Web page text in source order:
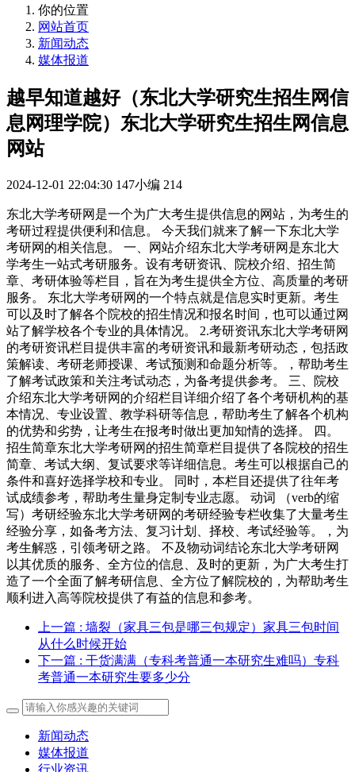
你的位置
网站首页
新闻动态
媒体报道
越早知道越好（东北大学研究生招生网信
息网理学院）东北大学研究生招生网信息
网站
2024-12-01 22:04:30 147小编 214
东北大学考研网是一个为广大考生提供信息的网站，为考生的
考研过程提供便利和信息。 今天我们就来了解一下东北大学
考研网的相关信息。 一、网站介绍东北大学考研网是东北大
学考生一站式考研服务。设有考研资讯、院校介绍、招生简
章、考研体验等栏目，旨在为考生提供全方位、高质量的考研
服务。 东北大学考研网的一个特点就是信息实时更新。考生
可以及时了解各个院校的招生情况和报名时间，也可以通过网
站了解学校各个专业的具体情况。 2.考研资讯东北大学考研网
的考研资讯栏目提供丰富的考研资讯和最新考研动态，包括政
策解读、考研老师授课、考试预测和命题分析等。，帮助考生
了解考试政策和关注考试动态，为备考提供参考。 三、院校
介绍东北大学考研网的介绍栏目详细介绍了各个考研机构的基
本情况、专业设置、教学科研等信息，帮助考生了解各个机构
的优势和劣势，让考生在报考时做出更加知情的选择。 四。
招生简章东北大学考研网的招生简章栏目提供了各院校的招生
简章、考试大纲、复试要求等详细信息。考生可以根据自己的
条件和喜好选择学校和专业。 同时，本栏目还提供了往年考
试成绩参考，帮助考生量身定制专业志愿。 动词 （verb的缩
写）考研经验东北大学考研网的考研经验专栏收集了大量考生
经验分享，如备考方法、复习计划、择校、考试经验等。，为
考生解惑，引领考研之路。 不及物动词结论东北大学考研网
以其优质的服务、全方位的信息、及时的更新，为广大考生打
造了一个全面了解考研信息、全方位了解院校的，为帮助考生
顺利进入高等院校提供了有益的信息和参考。
上一篇 : 墙裂（家具三包是哪三包规定）家具三包时间
从什么时候开始
下一篇 : 干货满满（专科考普通一本研究生难吗）专科
考普通一本研究生要多少分
新闻动态
媒体报道
行业资讯